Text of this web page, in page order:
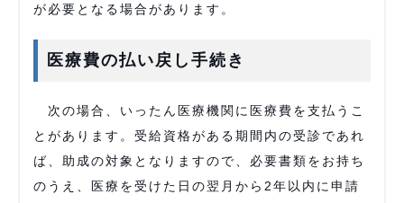
が必要となる場合があります。
医療費の払い戻し手続き
次の場合、いったん医療機関に医療費を支払うこ
とがあります。受給資格がある期間内の受診であれ
ば、助成の対象となりますので、必要書類をお持ち
のうえ、医療を受けた日の翌月から2年以内に申請